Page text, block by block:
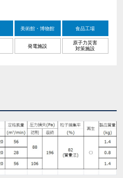
美術館・博物館 食品工場
発電施設
原子力災害
対策施設